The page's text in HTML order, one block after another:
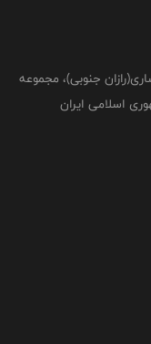
جنوبی)، مجموعه
اسلامی ایران